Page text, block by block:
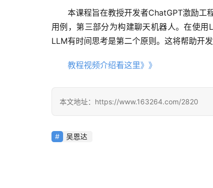
本课程旨在教授开发者ChatGPT激励工
用例，第三部分为构建聊天机器人。在使
LLM有时间思考是第二个原则。这将帮助开
教程视频介绍看这里》》
本文地址：https://www.163264.com/2820
吴恩达